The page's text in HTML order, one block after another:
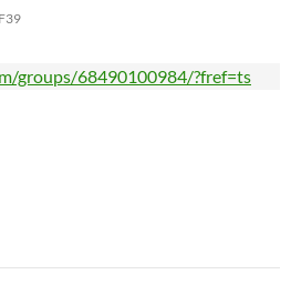
groups/68490100984/?fref=ts